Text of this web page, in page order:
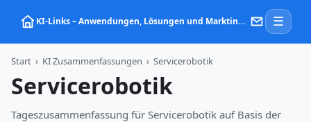
KI‑Links – Anwendungen, Lösungen und Marktinformationen zu Künstlicher Intelligenz ☰
Start › KI Zusammenfassungen › Servicerobotik
Servicerobotik
Tageszusammenfassung für Servicerobotik auf Basis der